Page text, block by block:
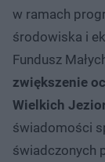
w ramach
środowiska i
Fundusz
zwiększenie
Wielkich
świadomości
świadczonych